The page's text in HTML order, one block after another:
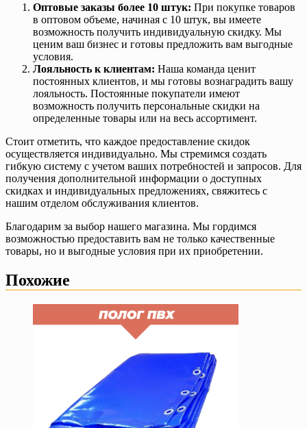
Оптовые заказы более 10 штук: При покупке товаров
в оптовом объеме, начиная с 10 штук, вы имеете
возможность получить индивидуальную скидку. Мы
ценим ваш бизнес и готовы предложить вам выгодные
условия.
Лояльность к клиентам: Наша команда ценит
постоянных клиентов, и мы готовы вознаградить вашу
лояльность. Постоянные покупатели имеют
возможность получить персональные скидки на
определенные товары или на весь ассортимент.
Стоит отметить, что каждое предоставление скидок
осуществляется индивидуально. Мы стремимся создать
гибкую систему с учетом ваших потребностей и запросов. Для
получения дополнительной информации о доступных
скидках и индивидуальных предложениях, свяжитесь с
нашим отделом обслуживания клиентов.
Благодарим за выбор нашего магазина. Мы гордимся
возможностью предоставить вам не только качественные
товары, но и выгодные условия при их приобретении.
Похожие